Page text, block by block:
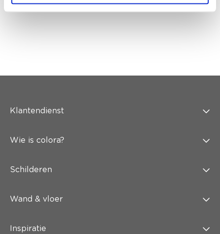
Klantendienst
Wie is colora?
Schilderen
Wand & vloer
Inspiratie